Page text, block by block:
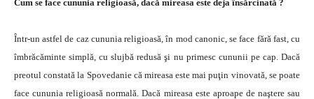
Cum se face cununia religioasă, dacă mireasa este deja însărcinată ?
Într-un astfel de caz cununia religioasă, în mod canonic, se face fără fast, cu
îmbrăcăminte simplă, cu slujbă redusă şi nu primesc cununii pe cap. Dacă
preotul constată la Spovedanie că mireasa este mai puţin vinovată, se poate
face cununia religioasă normală. Dacă mireasa este aproape de naştere sau